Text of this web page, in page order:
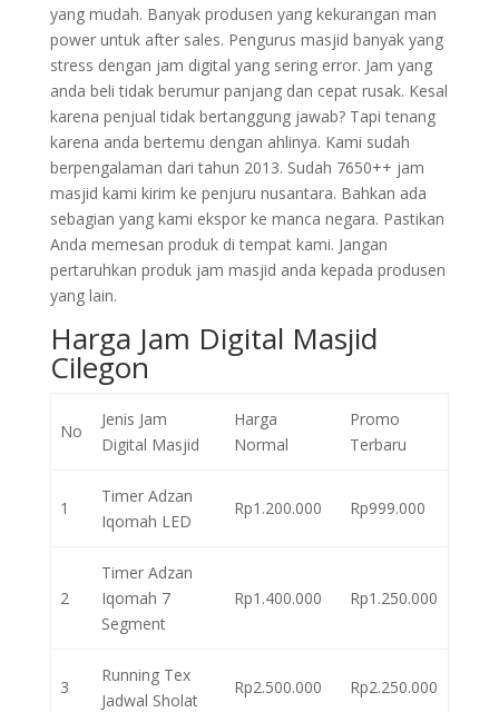
yang mudah. Banyak produsen yang kekurangan man
power untuk after sales. Pengurus masjid banyak yang
stress dengan jam digital yang sering error. Jam yang
anda beli tidak berumur panjang dan cepat rusak. Kesal
karena penjual tidak bertanggung jawab? Tapi tenang
karena anda bertemu dengan ahlinya. Kami sudah
berpengalaman dari tahun 2013. Sudah 7650++ jam
masjid kami kirim ke penjuru nusantara. Bahkan ada
sebagian yang kami ekspor ke manca negara. Pastikan
Anda memesan produk di tempat kami. Jangan
pertaruhkan produk jam masjid anda kepada produsen
yang lain.
Harga Jam Digital Masjid
Cilegon
No
Jenis Jam
Digital Masjid
Harga
Normal
Promo
Terbaru
1
Timer Adzan
Iqomah LED
Rp1.200.000 Rp999.000
2
Timer Adzan
Iqomah 7
Segment
Rp1.400.000 Rp1.250.000
3
Running Tex
Jadwal Sholat
Rp2.500.000 Rp2.250.000